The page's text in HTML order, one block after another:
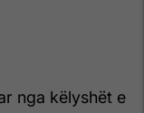
nga këlyshët e